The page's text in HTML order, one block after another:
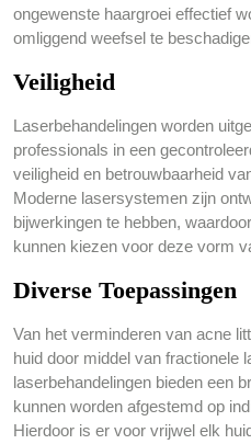
ongewenste haargroei effectief
omliggend weefsel te
Veiligheid
Laserbehandelingen worden
professionals in een
veiligheid en betrouwbaarheid
Moderne lasersystemen zijn
bijwerkingen te hebben,
kunnen kiezen voor deze vorm
Diverse Toepassingen
Van het verminderen van acne
huid door middel van fractionele
laserbehandelingen bieden een
kunnen worden afgestemd op
Hierdoor is er voor vrijwel elk